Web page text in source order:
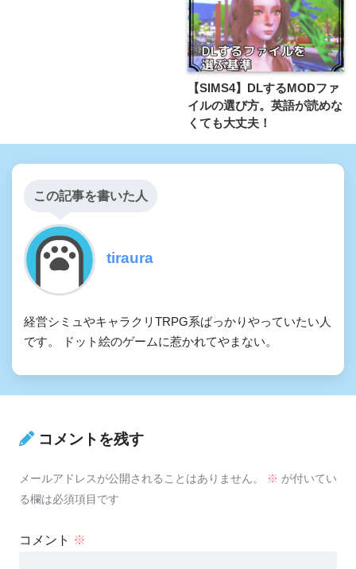
【SIMS4】DLするMODファ
イルの選び方。英語が読めな
くても大丈夫！
この記事を書いた人
tiraura
経営シミュやキャラクリTRPG系ばっかりやっていたい人
です。 ドット絵のゲームに惹かれてやまない。
コメントを残す
メールアドレスが公開されることはありません。 ※ が付いてい
る欄は必須項目です
コメント ※